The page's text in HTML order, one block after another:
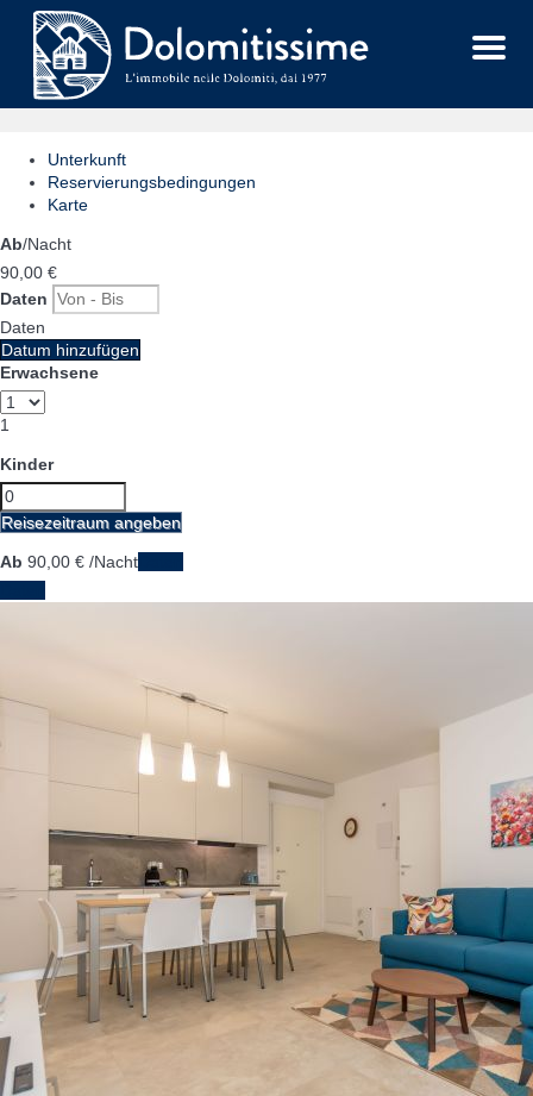
Menu
Unterkunft
Reservierungsbedingungen
Karte
Ab/Nacht
90, 00 €
Daten
Daten
Datum hinzufügen
Erwachsene
1
Kinder
Reisezeitraum angeben
Ab 90, 00 € /Nacht